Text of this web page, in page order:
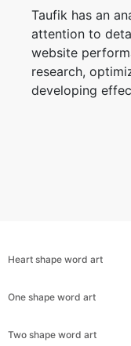
Taufik has an
attention to
website
research,
developing
Heart shape word art
One shape word art
Two shape word art